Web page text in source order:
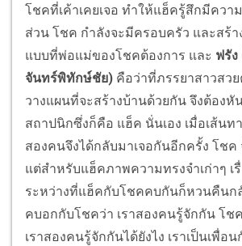
โชคที่เค้าเคยเจอ ทำให้แฮ็ครู้สึกมีคว
ส่วน โชค กำลังจะมีครอบครัว และสร้
แบบที่พ่อแม่ของโชคต้องการ และ ฟรัง
จันทร์พิทักษ์ชัย) คือว่าที่ภรรยาสาวสว
วางแผนที่จะสร้างบ้านด้วยกัน จึงต้องหั
สถาปนิกซึ่งก็คือ แฮ็ค นั่นเอง เมื่อเส้นท
สองคนจึงได้กลับมาเจอกันอีกครั้ง โชค
แต่สำหรับแฮ็คภาพความทรงจำเก่าๆ เรื่
ระหว่างที่แฮ็คกับโชคคบกันก็หวนคืนก
คบอกกับโชคว่า เราสองคนรู้จักกัน โช
เราสองคนรู้จักกันได้ยังไง เราเป็นเพื่อ